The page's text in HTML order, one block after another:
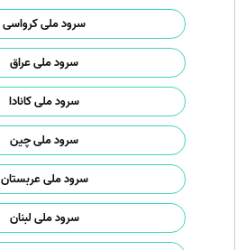
سرود ملی کرواسی
سرود ملی عراق
سرود ملی کانادا
سرود ملی چین
سرود ملی عربستان
سرود ملی لبنان